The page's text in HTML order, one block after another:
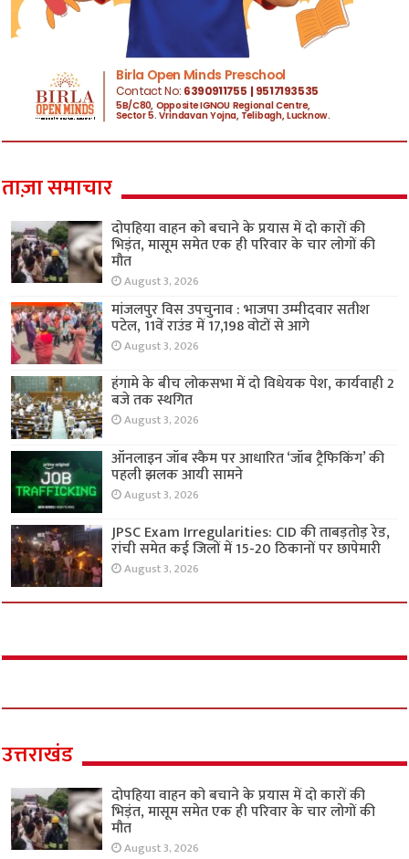
ताज़ा समाचार
दोपहिया वाहन को बचाने के प्रयास में दो कारों की
भिड़ंत, मासूम समेत एक ही परिवार के चार लोगों की
मौत
August 3, 2026
मांजलपुर विस उपचुनाव : भाजपा उम्मीदवार सतीश
पटेल, 11वें राउंड में 17,198 वोटों से आगे
August 3, 2026
हंगामे के बीच लोकसभा में दो विधेयक पेश, कार्यवाही 2
बजे तक स्थगित
August 3, 2026
ऑनलाइन जॉब स्कैम पर आधारित ‘जॉब ट्रैफिकिंग’ की
पहली झलक आयी सामने
August 3, 2026
JPSC Exam Irregularities: CID की ताबड़तोड़ रेड,
रांची समेत कई जिलों में 15-20 ठिकानों पर छापेमारी
August 3, 2026
उत्तराखंड
दोपहिया वाहन को बचाने के प्रयास में दो कारों की
भिड़ंत, मासूम समेत एक ही परिवार के चार लोगों की
मौत
August 3, 2026